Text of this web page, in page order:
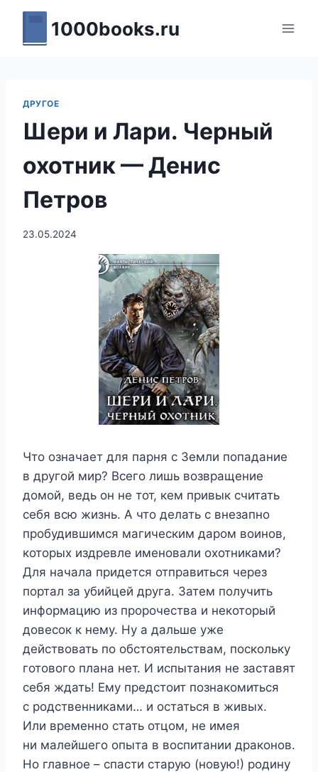
Перейти
содержимому
1000books.ru
ДРУГОЕ
Шери и Лари. Черный
охотник — Денис
Петров
23.05.2024
Что означает для парня с Земли попадание
в другой мир? Всего лишь возвращение
домой, ведь он не тот, кем привык считать
себя всю жизнь. А что делать с внезапно
пробудившимся магическим даром воинов,
которых издревле именовали охотниками?
Для начала придется отправиться через
портал за убийцей друга. Затем получить
информацию из пророчества и некоторый
довесок к нему. Ну а дальше уже
действовать по обстоятельствам, поскольку
готового плана нет. И испытания не заставят
себя ждать! Ему предстоит познакомиться
с родственниками… и остаться в живых.
Или временно стать отцом, не имея
ни малейшего опыта в воспитании драконов.
Но главное – спасти старую (новую!) родину